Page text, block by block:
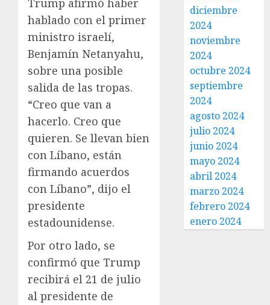
Trump afirmó haber
hablado con el primer
ministro israelí,
Benjamín Netanyahu,
sobre una posible
salida de las tropas.
“Creo que van a
hacerlo. Creo que
quieren. Se llevan bien
con Líbano, están
firmando acuerdos
con Líbano”, dijo el
presidente
estadounidense.
Por otro lado, se
confirmó que Trump
recibirá el 21 de julio
al presidente de
diciembre
2024
noviembre
2024
octubre 2024
septiembre
2024
agosto 2024
julio 2024
junio 2024
mayo 2024
abril 2024
marzo 2024
febrero 2024
enero 2024